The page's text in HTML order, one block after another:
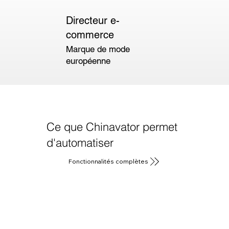
Directeur e-
commerce
Marque de mode
européenne
Ce que Chinavator permet
d'automatiser
Fonctionnalités complètes